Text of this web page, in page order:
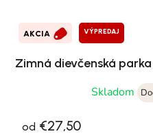
AKCIA VÝPREDAJ
Zimná dievčenská parka
Skladom
od €27,50